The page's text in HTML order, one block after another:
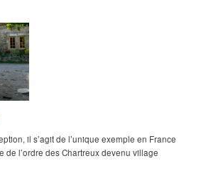
il s’agit de l’unique exemple en France
de l’ordre des Chartreux devenu village